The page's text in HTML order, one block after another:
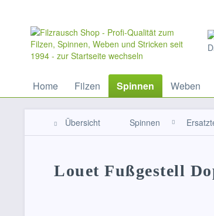
Home Filzen Spinnen Weben
Übersicht Spinnen
Louet Fußgestell